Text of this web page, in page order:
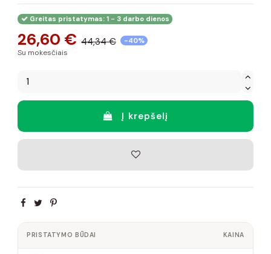
Greitas pristatymas: 1 - 3 darbo dienos
26,60 € 44,34 € -40%
Su mokesčiais
Į krepšelį
PRISTATYMO BŪDAI KAINA